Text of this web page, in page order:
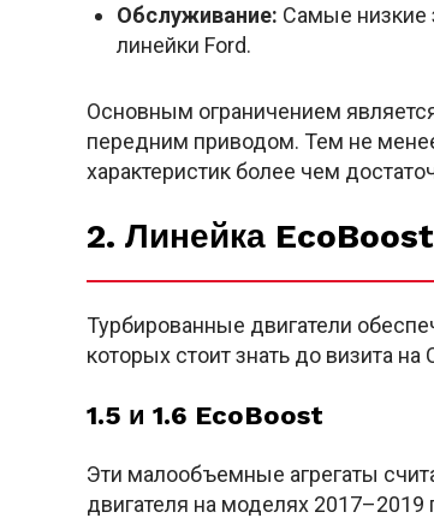
Обслуживание: Самые низкие
линейки Ford.
Основным ограничением
передним приводом. Тем не
характеристик более чем
2. Линейка
Турбированные двигатели
которых стоит знать до визита
1.5 и 1.6 EcoBoost
Эти малообъемные агрегаты
двигателя на моделях